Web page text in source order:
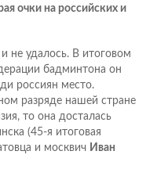
очки на российских и
не удалось. В итоговом
бадминтона он
россиян место.
разряде нашей стране
то она досталась
(45-я итоговая
и москвич Иван